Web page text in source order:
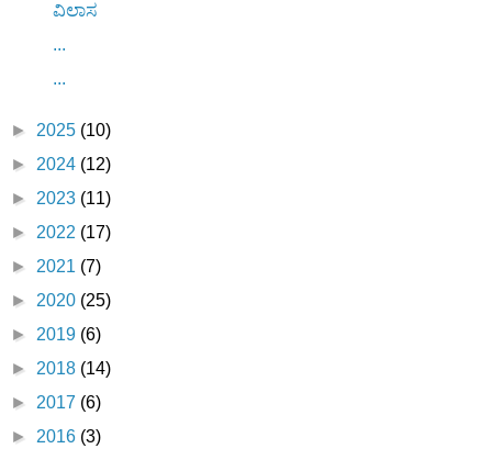
ವಿಲಾಸ
...
...
► 2025 (10)
► 2024 (12)
► 2023 (11)
► 2022 (17)
► 2021 (7)
► 2020 (25)
► 2019 (6)
► 2018 (14)
► 2017 (6)
► 2016 (3)